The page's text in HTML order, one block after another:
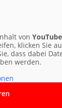
von YouTube
klicken Sie
dass dabei
werden.